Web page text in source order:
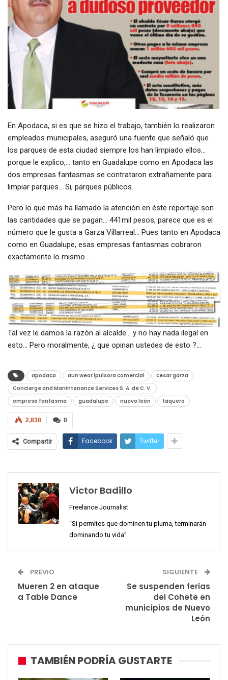
En Apodaca, si es que se hizo el trabajo, también lo realizaron
empleados municipales, aseguró una fuente que señaló que
los parques de esta ciudad siempre los han limpiado ellos…
porque le explico,… tanto en Guadalupe como en Apodaca las
dos empresas fantasmas se contrataron extrañamente para
limpiar parques… Si, parques públicos.
Pero lo que más ha llamado la atención en éste reportaje son
las cantidades que se pagan… 441mil pesos, parece que es el
número que le gusta a Garza Villarreal… Pues tanto en Apodaca
como en Guadalupe, esas empresas fantasmas cobraron
exactamente lo mismo…
Tal vez le damos la razón al alcalde… y no hay nada ilegal en
esto… Pero moralmente, ¿ que opinan ustedes de esto ?…
apodaca aun weor ipulsora comercial
cesar garza
Concierge and Manintenance Services S. A. de C. V.
empresa fantasma
guadalupe nuevo león taquero
0
2,838
Compartir Facebook Twitter
Victor Badillo
Freelance Journalist
“Si permites que dominen tu pluma, terminarán
dominando tu vida”
PREVIO
Mueren 2 en ataque
a Table Dance
SIGUIENTE
Se suspenden ferias
del Cohete en
municipios de Nuevo
León
TAMBIÉN PODRÍA GUSTARTE